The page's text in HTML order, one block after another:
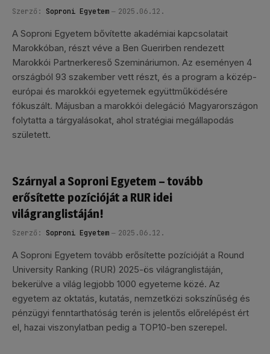
Szerző: Soproni Egyetem 2025.06.12.
A Soproni Egyetem bővítette akadémiai kapcsolatait
Marokkóban, részt véve a Ben Guerirben rendezett
Marokkói Partnerkereső Szemináriumon. Az eseményen 4
országból 93 szakember vett részt, és a program a közép-
európai és marokkói egyetemek együttműködésére
fókuszált. Májusban a marokkói delegáció Magyarországon
folytatta a tárgyalásokat, ahol stratégiai megállapodás
született.
Szárnyal a Soproni Egyetem – tovább
erősítette pozícióját a RUR idei
világranglistáján!
Szerző: Soproni Egyetem 2025.06.12.
A Soproni Egyetem tovább erősítette pozícióját a Round
University Ranking (RUR) 2025-ös világranglistáján,
bekerülve a világ legjobb 1000 egyeteme közé. Az
egyetem az oktatás, kutatás, nemzetközi sokszínűség és
pénzügyi fenntarthatóság terén is jelentős előrelépést ért
el, hazai viszonylatban pedig a TOP10-ben szerepel.